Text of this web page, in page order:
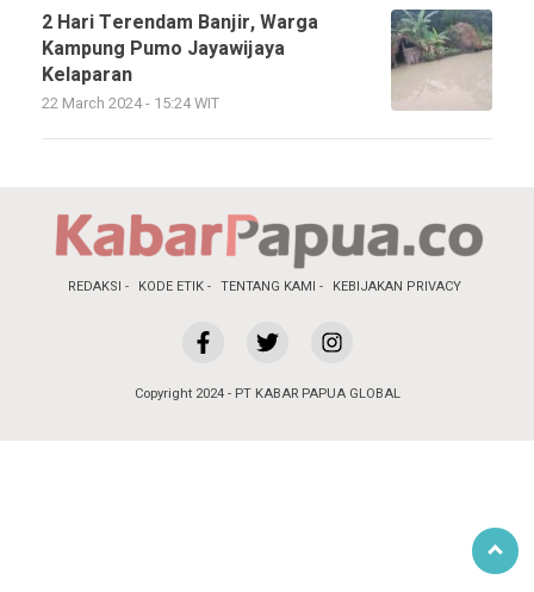
2 Hari Terendam Banjir, Warga
Kampung Pumo Jayawijaya
Kelaparan
22 March 2024 - 15:24 WIT
REDAKSI KODE ETIK TENTANG KAMI KEBIJAKAN PRIVACY
Copyright 2024 - PT KABAR PAPUA GLOBAL